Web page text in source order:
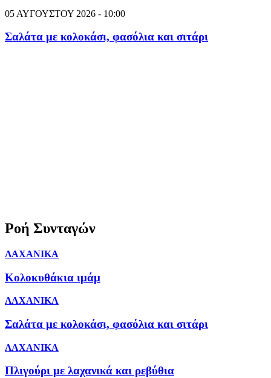
05 ΑΥΓΟΥΣΤΟΥ 2026 - 10:00
Σαλάτα με κολοκάσι, φασόλια και σιτάρι
Ροή Συνταγών
ΛΑΧΑΝΙΚΑ
Κολοκυθάκια ιμάμ
ΛΑΧΑΝΙΚΑ
Σαλάτα με κολοκάσι, φασόλια και σιτάρι
ΛΑΧΑΝΙΚΑ
Πλιγούρι με λαχανικά και ρεβύθια